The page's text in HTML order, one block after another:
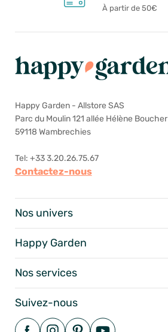
À partir de 50€
Happy Garden - Allstore SAS
Parc du Moulin 121 allée Hélène Boucher
59118 Wambrechies
Tel: +33 3.20.26.75.67
Contactez-nous
Nos univers
Happy Garden
Nos services
Suivez-nous